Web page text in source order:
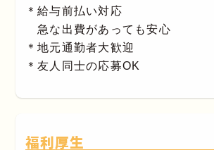
＊給与前払い対応
急な出費があっても安心
＊地元通勤者大歓迎
＊友人同士の応募OK
福利厚生